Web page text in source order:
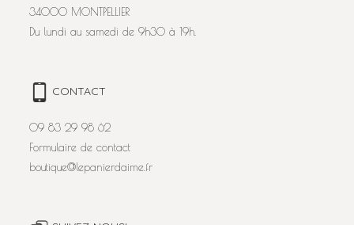
34000 MONTPELLIER
Du lundi au samedi de 9h30 à 19h.
CONTACT
09 83 29 98 62
Formulaire de contact
boutique@lepanierdaime.fr